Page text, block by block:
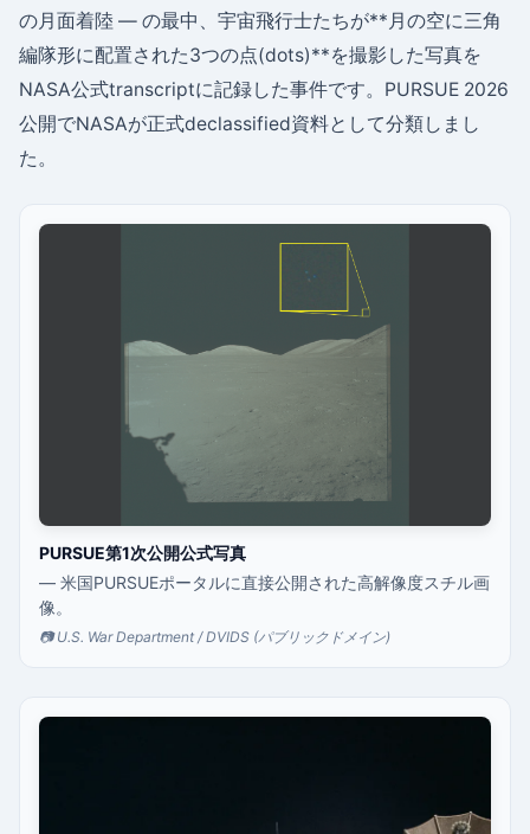
の月面着陸 — の最中、宇宙飛行士たちが**月の空に三角
編隊形に配置された3つの点(dots)**を撮影した写真を
NASA公式transcriptに記録した事件です。PURSUE 2026
公開でNASAが正式declassified資料として分類しまし
た。
PURSUE第1次公開公式写真
— 米国PURSUEポータルに直接公開された高解像度スチル画
像。
📷 U.S. War Department / DVIDS (パブリックドメイン)